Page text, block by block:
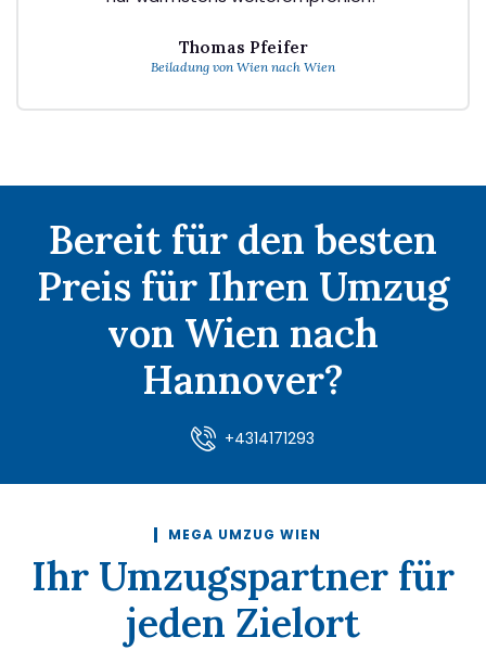
Thomas Pfeifer
Beiladung von Wien nach Wien
Bereit für den besten
Preis für Ihren Umzug
von Wien nach
Hannover?
+4314171293
MEGA UMZUG WIEN
Ihr Umzugspartner für
jeden Zielort